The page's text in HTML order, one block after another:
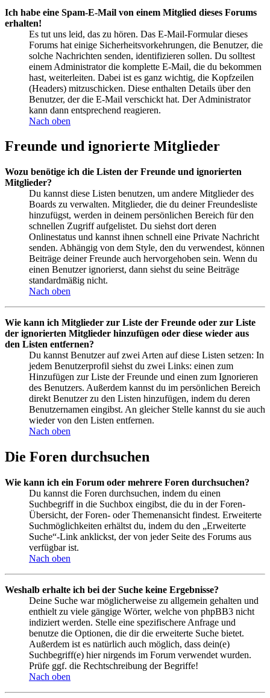
Ich habe eine Spam-E-Mail von einem Mitglied dieses Forums
erhalten!
Es tut uns leid, das zu hören. Das E-Mail-Formular dieses
Forums hat einige Sicherheitsvorkehrungen, die Benutzer, die
solche Nachrichten senden, identifizieren sollen. Du solltest
einem Administrator die komplette E-Mail, die du bekommen
hast, weiterleiten. Dabei ist es ganz wichtig, die Kopfzeilen
(Headers) mitzuschicken. Diese enthalten Details über den
Benutzer, der die E-Mail verschickt hat. Der Administrator
kann dann entsprechend reagieren.
Nach oben
Freunde und ignorierte Mitglieder
Wozu benötige ich die Listen der Freunde und ignorierten
Mitglieder?
Du kannst diese Listen benutzen, um andere Mitglieder des
Boards zu verwalten. Mitglieder, die du deiner Freundesliste
hinzufügst, werden in deinem persönlichen Bereich für den
schnellen Zugriff aufgelistet. Du siehst dort deren
Onlinestatus und kannst ihnen schnell eine Private Nachricht
senden. Abhängig von dem Style, den du verwendest, können
Beiträge deiner Freunde auch hervorgehoben sein. Wenn du
einen Benutzer ignorierst, dann siehst du seine Beiträge
standardmäßig nicht.
Nach oben
Wie kann ich Mitglieder zur Liste der Freunde oder zur Liste
der ignorierten Mitglieder hinzufügen oder diese wieder aus
den Listen entfernen?
Du kannst Benutzer auf zwei Arten auf diese Listen setzen: In
jedem Benutzerprofil siehst du zwei Links: einen zum
Hinzufügen zur Liste der Freunde und einen zum Ignorieren
des Benutzers. Außerdem kannst du im persönlichen Bereich
direkt Benutzer zu den Listen hinzufügen, indem du deren
Benutzernamen eingibst. An gleicher Stelle kannst du sie auch
wieder von den Listen entfernen.
Nach oben
Die Foren durchsuchen
Wie kann ich ein Forum oder mehrere Foren durchsuchen?
Du kannst die Foren durchsuchen, indem du einen
Suchbegriff in die Suchbox eingibst, die du in der Foren-
Übersicht, der Foren- oder Themenansicht findest. Erweiterte
Suchmöglichkeiten erhältst du, indem du den „Erweiterte
Suche“-Link anklickst, der von jeder Seite des Forums aus
verfügbar ist.
Nach oben
Weshalb erhalte ich bei der Suche keine Ergebnisse?
Deine Suche war möglicherweise zu allgemein gehalten und
enthielt zu viele gängige Wörter, welche von phpBB3 nicht
indiziert werden. Stelle eine spezifischere Anfrage und
benutze die Optionen, die dir die erweiterte Suche bietet.
Außerdem ist es natürlich auch möglich, dass dein(e)
Suchbegriff(e) hier nirgends im Forum verwendet wurden.
Prüfe ggf. die Rechtschreibung der Begriffe!
Nach oben